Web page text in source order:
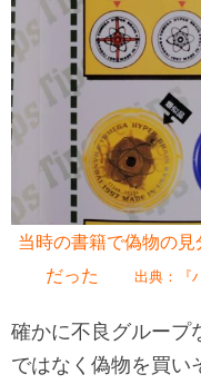
当時の書籍で偽物の
だった
出典：『
確かに不良グループ
ではなく偽物を買い